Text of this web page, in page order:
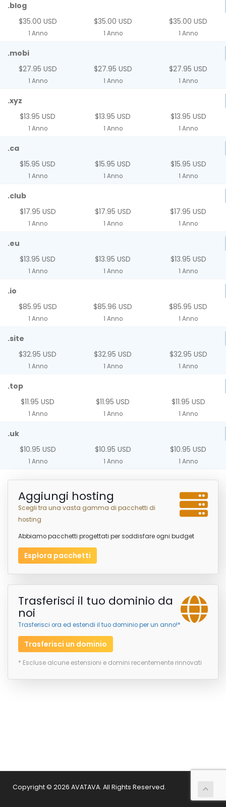
.blog
$35.00 USD
1 Anno
$35.00 USD
1 Anno
$35.00 USD
1 Anno
.mobi
$27.95 USD
1 Anno
$27.95 USD
1 Anno
$27.95 USD
1 Anno
.xyz
$13.95 USD
1 Anno
$13.95 USD
1 Anno
$13.95 USD
1 Anno
.ca
$15.95 USD
1 Anno
$15.95 USD
1 Anno
$15.95 USD
1 Anno
.club
$17.95 USD
1 Anno
$17.95 USD
1 Anno
$17.95 USD
1 Anno
.eu
$13.95 USD
1 Anno
$13.95 USD
1 Anno
$13.95 USD
1 Anno
.io
$85.95 USD
1 Anno
$85.96 USD
1 Anno
$85.95 USD
1 Anno
.site
$32.95 USD
1 Anno
$32.95 USD
1 Anno
$32.95 USD
1 Anno
.top
$11.95 USD
1 Anno
$11.95 USD
1 Anno
$11.95 USD
1 Anno
.uk
$10.95 USD
1 Anno
$10.95 USD
1 Anno
$10.95 USD
1 Anno
Aggiungi hosting
Scegli tra una vasta gamma di pacchetti di
hosting
Abbiamo pacchetti progettati per soddisfare ogni budget
Esplora pacchetti
Trasferisci il tuo dominio da
noi
Trasferisci ora ed estendi il tuo dominio per un anno!*
Trasferisci un dominio
* Escluse alcune estensioni e domini recentemente rinnovati
Copyright © 2026 AVATAVA. All Rights Reserved.